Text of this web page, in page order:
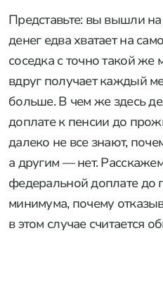
Представьте: вы вышли
денег едва хватает на
соседка с точно такой же
вдруг получает каждый
больше. В чем же здесь
доплате к пенсии до
далеко не все знают,
а другим — нет.
федеральной доплате до
минимума, почему
в этом случае считается